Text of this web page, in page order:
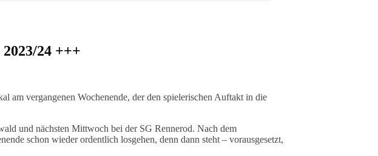
24 +++
am vergangenen Wochenende, der den spielerischen Auftakt in die
und nächsten Mittwoch bei der SG Rennerod. Nach dem
schon wieder ordentlich losgehen, denn dann steht – vorausgesetzt,